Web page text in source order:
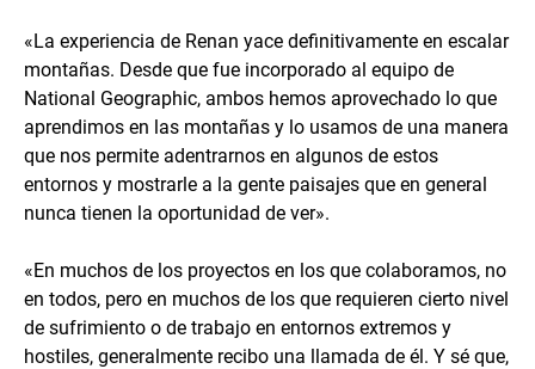
«La experiencia de Renan yace definitivamente en escalar
montañas. Desde que fue incorporado al equipo de
National Geographic, ambos hemos aprovechado lo que
aprendimos en las montañas y lo usamos de una manera
que nos permite adentrarnos en algunos de estos
entornos y mostrarle a la gente paisajes que en general
nunca tienen la oportunidad de ver».
«En muchos de los proyectos en los que colaboramos, no
en todos, pero en muchos de los que requieren cierto nivel
de sufrimiento o de trabajo en entornos extremos y
hostiles, generalmente recibo una llamada de él. Y sé que,